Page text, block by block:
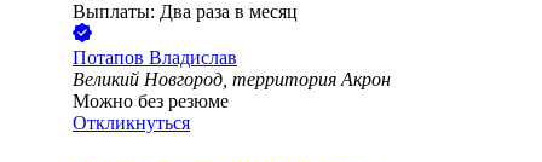
Выплаты: Два раза в месяц
Потапов Владислав
Великий Новгород, территория Акрон
Можно без резюме
Откликнуться